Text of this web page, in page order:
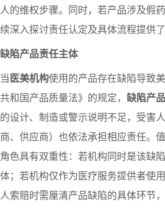
人的维权步骤。同时，若产品涉及假
续深入探讨责任认定及具体流程提供了
缺陷产品责任主体
当医美机构使用的产品存在缺陷导致
共和国产品质量法》的规定， 缺陷产品
的设计、制造或警示说明不足，受害
商、供应商）也依法承担相应责任。值
角色具有双重性：若机构同时是该缺
体；若机构仅作为医疗服务提供者使
人索赔时需厘清产品缺陷的具体环节